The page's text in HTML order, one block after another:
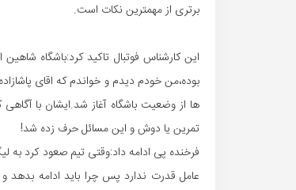
برتری از مهمترین نکات است.
این کارشناس فوتبال تاکید کرد:باشگاه
بوده،من خودم دیدم و خواندم که اقای
ها از وضعیت باشگاه آغاز شد.ایشان با
تمرین یا دوش و این مسائل حرف زده شد!
عامل قدرت ندارد پس چرا باید ادامه